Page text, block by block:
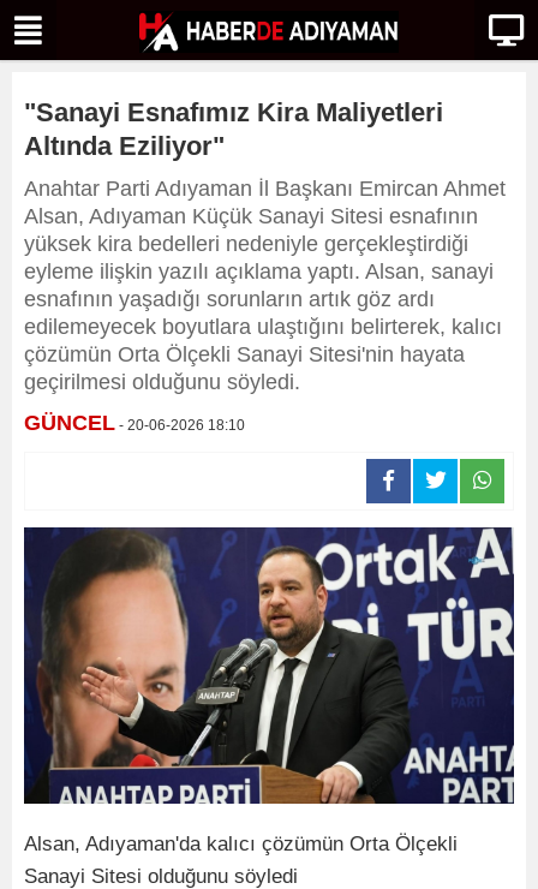
"Sanayi Esnafımız Kira Maliyetleri
Altında Eziliyor"
Anahtar Parti Adıyaman İl Başkanı Emircan Ahmet
Alsan, Adıyaman Küçük Sanayi Sitesi esnafının
yüksek kira bedelleri nedeniyle gerçekleştirdiği
eyleme ilişkin yazılı açıklama yaptı. Alsan, sanayi
esnafının yaşadığı sorunların artık göz ardı
edilemeyecek boyutlara ulaştığını belirterek, kalıcı
çözümün Orta Ölçekli Sanayi Sitesi'nin hayata
geçirilmesi olduğunu söyledi.
GÜNCEL - 20-06-2026 18:10
Alsan, Adıyaman'da kalıcı çözümün Orta Ölçekli
Sanayi Sitesi olduğunu söyledi